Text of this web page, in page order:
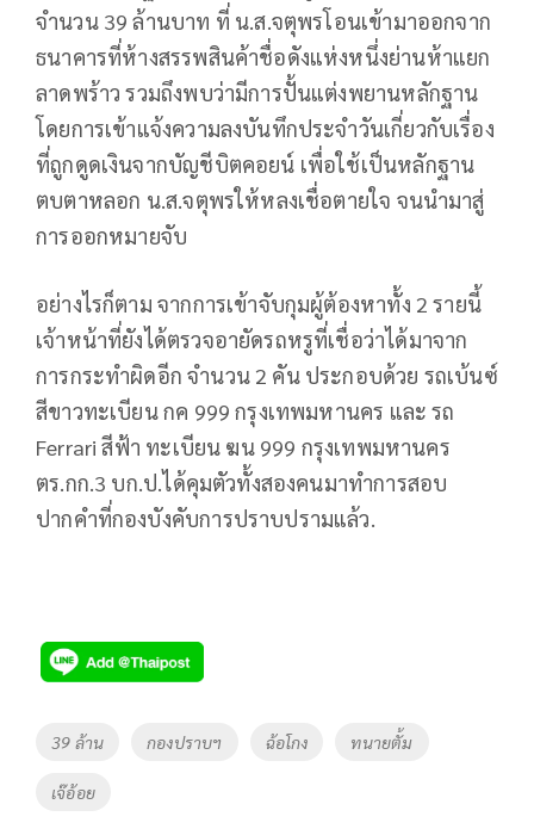
จำนวน 39 ล้านบาท ที่ น.ส.จตุพรโอนเข้ามาออกจาก
ธนาคารที่ห้างสรรพสินค้าชื่อดังแห่งหนึ่งย่านห้าแยก
ลาดพร้าว รวมถึงพบว่ามีการปั้นแต่งพยานหลักฐาน
โดยการเข้าแจ้งความลงบันทึกประจำวันเกี่ยวกับเรื่อง
ที่ถูกดูดเงินจากบัญชีบิตคอยน์ เพื่อใช้เป็นหลักฐาน
ตบตาหลอก น.ส.จตุพรให้หลงเชื่อตายใจ จนนำมาสู่
การออกหมายจับ
อย่างไรก็ตาม จากการเข้าจับกุมผู้ต้องหาทั้ง 2 รายนี้
เจ้าหน้าที่ยังได้ตรวจอายัดรถหรูที่เชื่อว่าได้มาจาก
การกระทำผิดอีก จำนวน 2 คัน ประกอบด้วย รถเบ้นซ์
สีขาวทะเบียน กค 999 กรุงเทพมหานคร และ รถ
Ferrari สีฟ้า ทะเบียน ฆน 999 กรุงเทพมหานคร
ตร.กก.3 บก.ป.ได้คุมตัวทั้งสองคนมาทำการสอบ
ปากคำที่กองบังคับการปราบปรามแล้ว.
Tags
39 ล้าน กองปราบฯ ฉ้อโกง ทนายตั้ม
เจ๊อ้อย